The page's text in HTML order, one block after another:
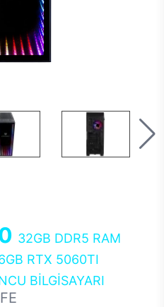
32GB DDR5 RAM
RTX 5060TI
BİLGİSAYARI